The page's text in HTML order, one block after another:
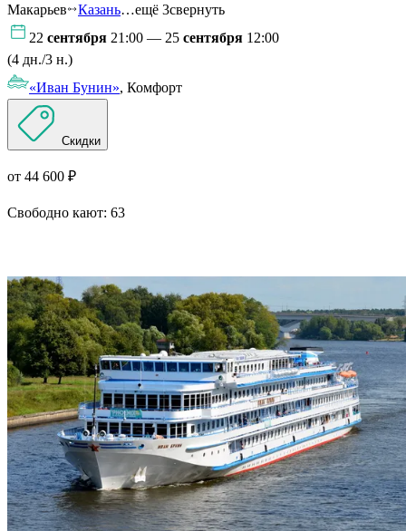
Макарьев
Казань…ещё 3свернуть
22 сентября 21:00 — 25 сентября 12:00
(4 дн./3 н.)
«Иван Бунин», Комфорт
Скидки
от 44 600 ₽
Свободно кают: 63